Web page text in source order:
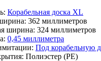
Корабельная доска XL
362 миллиметров
ширина: 324 миллиметров
0,45 миллиметра
Под корабельную
Полиэстер (PE)